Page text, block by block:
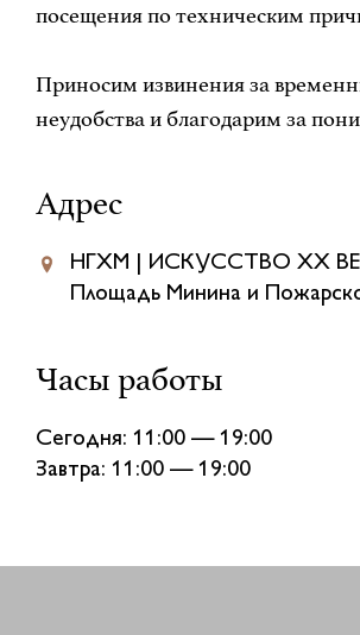
посещения по техническим
Приносим извинения за
неудобства и благодарим за
Адрес
НГХМ | ИСКУССТВО XX
Площадь Минина и
Часы работы
Сегодня: 11:00 — 19:00
Завтра: 11:00 — 19:00